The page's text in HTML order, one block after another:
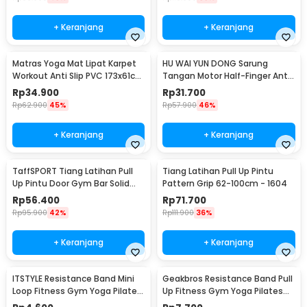
+ Keranjang + Keranjang
Matras Yoga Mat Lipat Karpet
Workout Anti Slip PVC 173x61cm
- Q4
Rp34.900
Rp62.900 45%
+ Keranjang
HU WAI YUN DONG Sarung
Tangan Motor Half-Finger Anti
Slip Riding Glove L - HWYD
Rp31.700
Rp57.900 46%
+ Keranjang
TaffSPORT Tiang Latihan Pull
Up Pintu Door Gym Bar Solid
Grip 62-100cm - HW139501
Rp56.400
Rp95.900 42%
+ Keranjang
Tiang Latihan Pull Up Pintu
Pattern Grip 62-100cm - 1604
Rp71.700
Rp111.900 36%
+ Keranjang
ITSTYLE Resistance Band Mini
Loop Fitness Gym Yoga Pilates
Latex - ITS05
Geakbros Resistance Band Pull
Up Fitness Gym Yoga Pilates
Karet TPR - GK-YG34